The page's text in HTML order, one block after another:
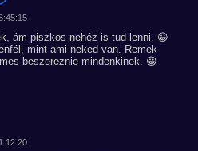
ám piszkos nehéz is tud lenni. 😀
mint ami neked van. Remek
beszereznie mindenkinek. 😀